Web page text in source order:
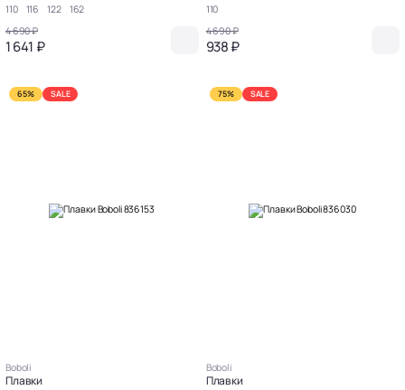
110 116 122
162
4 690 ₽
1 641 ₽
110
4 690 ₽
938 ₽
65% SALE
Boboli
Плавки
75% SALE
Boboli
Плавки